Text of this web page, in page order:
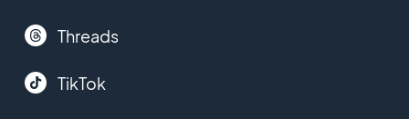
Threads
TikTok